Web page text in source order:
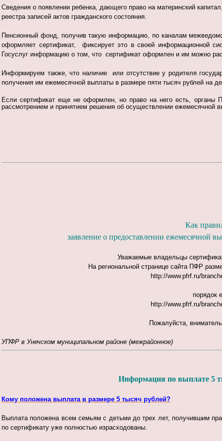
Сведения о появлении ребенка, дающего право на материнский
реестра записей актов гражданского состояния.
Пенсионный фонд, получив такую информацию, по каналам
оформляет сертификат, фиксирует это в своей информационной
Госуслуг информацию о том, что сертификат оформлен и им можно
Информируем также, что наличие или отсутствие у родителя
получения им ежемесячной выплаты в размере пяти тысяч рублей на
Если сертификат еще не оформлен, но право на него есть, органы
рассмотрением и принятием решения об осуществлении ежемесячной
Как
заявление о предоставлении ежемесячной
Уважаемые владельцы
На региональной странице сайта ПФР
http://www.pfrf.ru/
порядок
http://www.pfrf.ru/
Пожалуйста,
УПФР в Унечском муниципальном районе (межрайонное)
Информация по выплате 5
Кому положена выплата в размере 5 тысяч рублей?
Выплата положена всем семьям с детьми до трех лет, получившим
по сертификату уже полностью израсходованы.